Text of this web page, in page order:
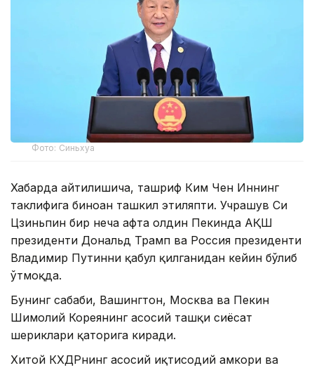
Фото: Синьхуа
Хабарда айтилишича, ташриф Ким Чен Иннинг
таклифига биноан ташкил этиляпти. Учрашув Си
Цзиньпин бир неча ҳафта олдин Пекинда АҚШ
президенти Дональд Трамп ва Россия президенти
Владимир Путинни қабул қилганидан кейин бўлиб
ўтмоқда.
Бунинг сабаби, Вашингтон, Москва ва Пекин
Шимолий Кореянинг асосий ташқи сиёсат
шериклари қаторига киради.
Хитой КХДРнинг асосий иқтисодий ҳамкори ва